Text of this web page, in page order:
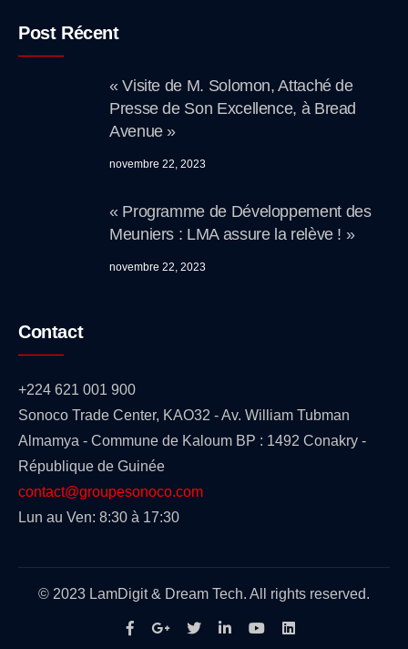
Post Récent
« Visite de M. Solomon, Attaché de
Presse de Son Excellence, à Bread
Avenue »
novembre 22, 2023
« Programme de Développement des
Meuniers : LMA assure la relève ! »
novembre 22, 2023
Contact
+224 621 001 900
Sonoco Trade Center, KAO32 - Av. William Tubman
Almamya - Commune de Kaloum BP : 1492 Conakry -
République de Guinée
contact@groupesonoco.com
Lun au Ven: 8:30 à 17:30
© 2023 LamDigit & Dream Tech. All rights reserved.